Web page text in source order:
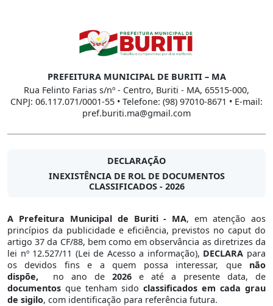
PREFEITURA MUNICIPAL DE BURITI – MA
Rua Felinto Farias s/nº - Centro, Buriti - MA, 65515-000,
CNPJ: 06.117.071/0001-55 • Telefone: (98) 97010-8671 • E-mail:
pref.buriti.ma@gmail.com
DECLARAÇÃO
INEXISTÊNCIA DE ROL DE DOCUMENTOS
CLASSIFICADOS - 2026
A Prefeitura Municipal de Buriti - MA, em atenção aos
princípios da publicidade e eficiência, previstos no caput do
artigo 37 da CF/88, bem como em observância as diretrizes da
lei nº 12.527/11 (Lei de Acesso a informação), DECLARA para
os devidos fins e a quem possa interessar, que não
dispõe, no ano de 2026 e até a presente data, de
documentos que tenham sido classificados em cada grau
de sigilo, com identificação para referência futura.